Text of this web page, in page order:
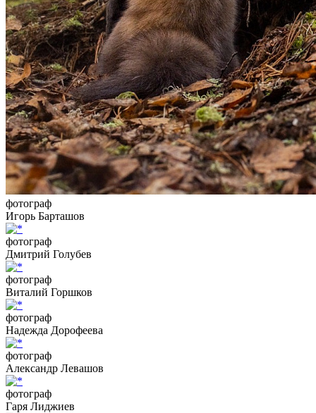
фотограф
Игорь Барташов
фотограф
Дмитрий Голубев
фотограф
Виталий Горшков
фотограф
Надежда Дорофеева
фотограф
Александр Левашов
фотограф
Гаря Лиджиев